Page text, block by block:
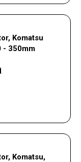
Komatsu
- 350mm
Komatsu,